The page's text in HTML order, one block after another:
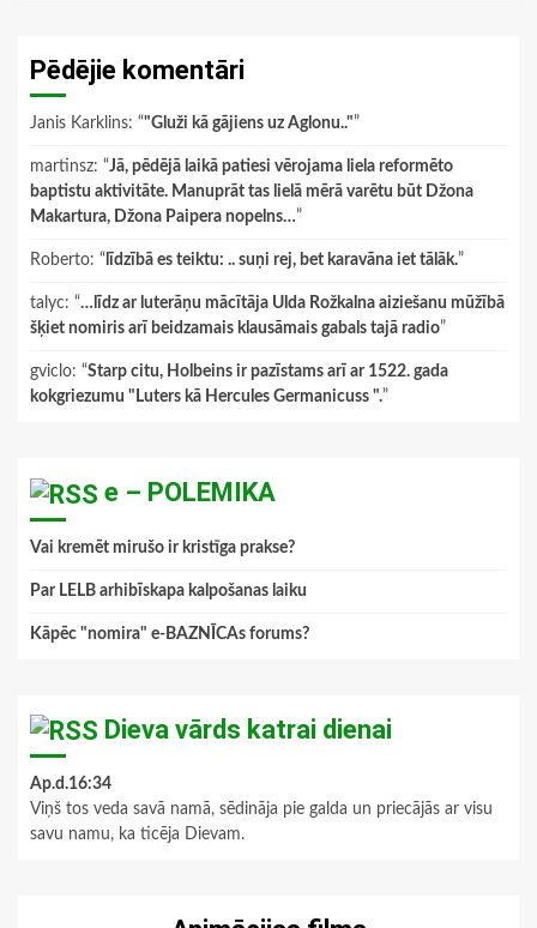
Pēdējie komentāri
Janis Karklins: “"Gluži kā gājiens uz Aglonu.."”
martinsz: “Jā, pēdējā laikā patiesi vērojama liela reformēto
baptistu aktivitāte. Manuprāt tas lielā mērā varētu būt Džona
Makartura, Džona Paipera nopelns…”
Roberto: “ līdzībā es teiktu: .. suņi rej, bet karavāna iet tālāk.”
talyc: “…līdz ar luterāņu mācītāja Ulda Rožkalna aiziešanu mūžībā
šķiet nomiris arī beidzamais klausāmais gabals tajā radio”
gviclo: “Starp citu, Holbeins ir pazīstams arī ar 1522. gada
kokgriezumu "Luters kā Hercules Germanicuss ".”
e – POLEMIKA
Vai kremēt mirušo ir kristīga prakse?
Par LELB arhibīskapa kalpošanas laiku
Kāpēc "nomira" e-BAZNĪCAs forums?
Dieva vārds katrai dienai
Ap.d.16:34
Viņš tos veda savā namā, sēdināja pie galda un priecājās ar visu
savu namu, ka ticēja Dievam.